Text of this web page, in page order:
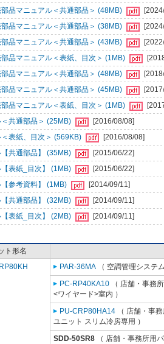
品マニュアル＜共通部品＞ (48MB)
品マニュアル＜共通部品＞ (38MB)
品マニュアル＜共通部品＞ (43MB)
品マニュアル＜表紙、目次＞ (1MB)
品マニュアル＜共通部品＞ (48MB)
品マニュアル＜共通部品＞ (45MB)
品マニュアル＜表紙、目次＞ (1MB)
共通部品＞ (25MB)
[2016/08/08]
表紙、目次＞ (569KB)
[2016/08/08]
共通部品】 (35MB)
[2015/06/22]
表紙_目次】 (1MB)
[2015/06/22]
参考資料】 (1MB)
[2014/09/11]
共通部品】 (32MB)
[2014/09/11]
表紙_目次】 (2MB)
[2014/09/11]
ト形名
PAR-36MA （ 空調管理システ
PC-RP40KA10 （ 店舗・事務
<ワイヤード>室内 ）
PU-CRP80HA14 （ 店舗・事
ユニット スリム冷房専用 ）
SDD-50SR8 （ 店舗・事務所用